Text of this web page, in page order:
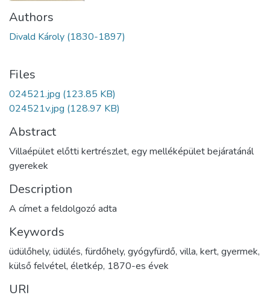
Authors
Divald Károly (1830-1897)
Files
024521.jpg (123.85 KB)
024521v.jpg (128.97 KB)
Abstract
Villaépület előtti kertrészlet, egy melléképület bejáratánál
gyerekek
Description
A címet a feldolgozó adta
Keywords
üdülőhely, üdülés, fürdőhely, gyógyfürdő, villa, kert, gyermek,
külső felvétel, életkép, 1870-es évek
URI